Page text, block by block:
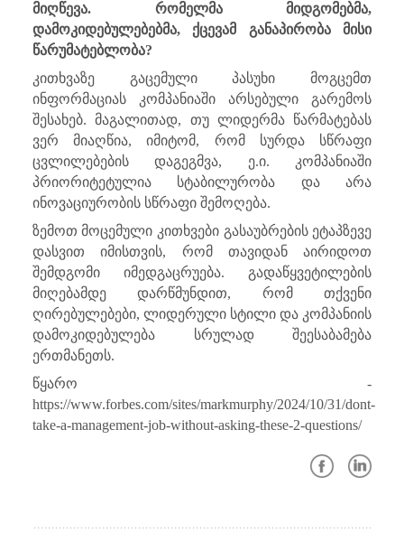
მიღწევა. რომელმა მიდგომებმა,
დამოკიდებულებებმა, ქცევამ განაპირობა მისი
წარუმატებლობა?
კითხვაზე გაცემული პასუხი მოგცემთ
ინფორმაციას კომპანიაში არსებული გარემოს
შესახებ. მაგალითად, თუ ლიდერმა წარმატებას
ვერ მიაღწია, იმიტომ, რომ სურდა სწრაფი
ცვლილებების დაგეგმვა, ე.ი. კომპანიაში
პრიორიტეტულია სტაბილურობა და არა
ინოვაციურობის სწრაფი შემოღება.
ზემოთ მოცემული კითხვები გასაუბრების ეტაპზევე
დასვით იმისთვის, რომ თავიდან აირიდოთ
შემდგომი იმედგაცრუება. გადაწყვეტილების
მიღებამდე დარწმუნდით, რომ თქვენი
ღირებულებები, ლიდერული სტილი და კომპანიის
დამოკიდებულება სრულად შეესაბამება
ერთმანეთს.
წყარო -
https://www.forbes.com/sites/markmurphy/2024/10/31/dont-
take-a-management-job-without-asking-these-2-questions/